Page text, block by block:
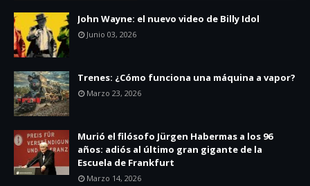
John Wayne: el nuevo video de Billy Idol
Junio 03, 2026
Trenes: ¿Cómo funciona una máquina a vapor?
Marzo 23, 2026
Murió el filósofo Jürgen Habermas a los 96
años: adiós al último gran gigante de la
Escuela de Frankfurt
Marzo 14, 2026